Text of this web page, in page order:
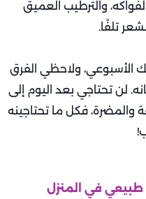
والترطيب العميق
تلفًا.
الأسبوعي، ولاحظي الفرق
لن تحتاجي بعد اليوم إلى
والمضرة، فكل ما تحتاجينه